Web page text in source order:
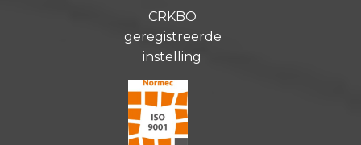
CRKBO
geregistreerde
instelling